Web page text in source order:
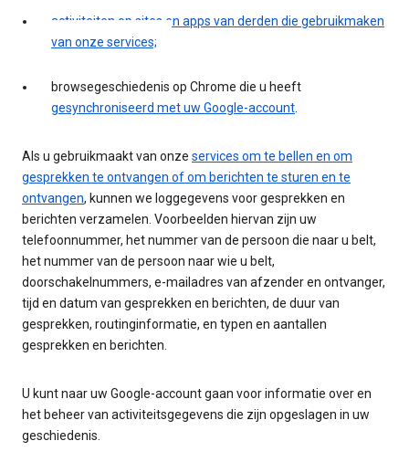
activiteiten op sites en apps van derden die gebruikmaken
van onze services;
browsegeschiedenis op Chrome die u heeft
gesynchroniseerd met uw Google-account.
Als u gebruikmaakt van onze services om te bellen en om
gesprekken te ontvangen of om berichten te sturen en te
ontvangen, kunnen we loggegevens voor gesprekken en
berichten verzamelen. Voorbeelden hiervan zijn uw
telefoonnummer, het nummer van de persoon die naar u belt,
het nummer van de persoon naar wie u belt,
doorschakelnummers, e-mailadres van afzender en ontvanger,
tijd en datum van gesprekken en berichten, de duur van
gesprekken, routinginformatie, en typen en aantallen
gesprekken en berichten.
U kunt naar uw Google-account gaan voor informatie over en
het beheer van activiteitsgegevens die zijn opgeslagen in uw
geschiedenis.